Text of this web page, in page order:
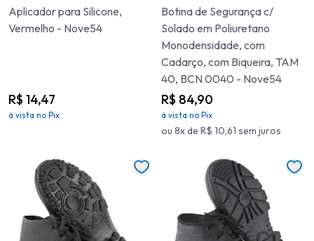
Aplicador para Silicone,
Vermelho - Nove54
R$ 14,47
à vista no Pix
Botina de Segurança c/
Solado em Poliuretano
Monodensidade, com
Cadarço, com Biqueira, TAM
40, BCN 0040 - Nove54
R$ 84,90
à vista no Pix
ou 8x de R$ 10,61 sem juros